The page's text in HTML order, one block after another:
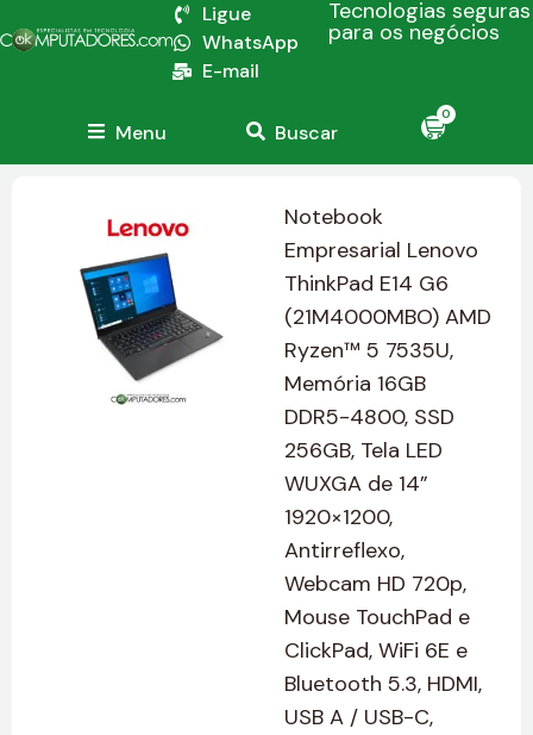
Ligue
WhatsApp
E-mail
Tecnologias seguras
para os negócios
Menu Buscar
0
Notebook
Empresarial Lenovo
ThinkPad E14 G6
(21M4000MBO) AMD
Ryzen™ 5 7535U,
Memória 16GB
DDR5-4800, SSD
256GB, Tela LED
WUXGA de 14”
1920×1200,
Antirreflexo,
Webcam HD 720p,
Mouse TouchPad e
ClickPad, WiFi 6E e
Bluetooth 5.3, HDMI,
USB A / USB-C,